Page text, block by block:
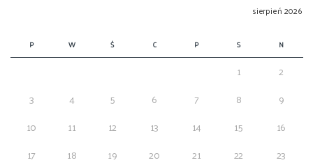
sierpień 2026
P W Ś C P S N
1
2
3
4 5 6 7 8
9
10
11 12 13 14 15
16
17
18 19 20 21 22
23